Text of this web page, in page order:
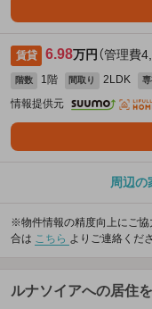
賃貸 6.98万円 （管理費
階数 1階 間取り 2LDK
情報提供元
周辺
※物件情報の精度向上にご協
合は こちら よりご連絡くださ
ルナソイアへの居住